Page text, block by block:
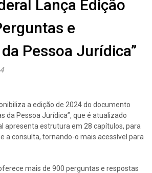
Lança Edição
e
Pessoa Jurídica”
a edição de 2024 do documento
da Pessoa Jurídica”, que é atualizado
apresenta estrutura em 28 capítulos, para
a consulta, tornando-o mais acessível para
mais de 900 perguntas e respostas